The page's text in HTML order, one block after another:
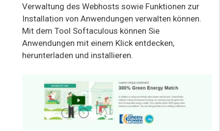
Verwaltung des Webhosts sowie Funktionen zur
Installation von Anwendungen verwalten können.
Mit dem Tool Softaculous können Sie
Anwendungen mit einem Klick entdecken,
herunterladen und installieren.